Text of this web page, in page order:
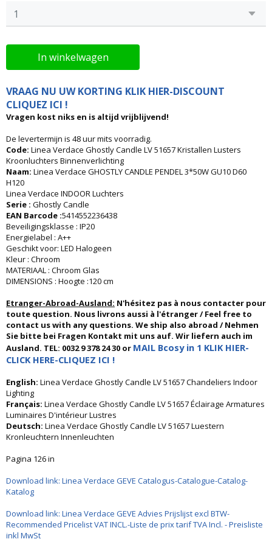
In winkelwagen
VRAAG NU UW KORTING KLIK HIER-DISCOUNT
CLIQUEZ ICI !
Vragen kost niks en is altijd vrijblijvend!
De levertermijn is 48 uur mits voorradig.
Code: Linea Verdace Ghostly Candle LV 51657 Kristallen Lusters
Kroonluchters Binnenverlichting
Naam: Linea Verdace GHOSTLY CANDLE PENDEL 3*50W GU10 D60
H120
Linea Verdace INDOOR Luchters
Serie : Ghostly Candle
EAN Barcode :5414552236438
Beveiligingsklasse : IP20
Energielabel : A++
Geschikt voor: LED Halogeen
Kleur : Chroom
MATERIAAL : Chroom Glas
DIMENSIONS : Hoogte :120 cm
Etranger-Abroad-Ausland: N'hésitez pas à nous contacter pour
toute question. Nous livrons aussi à l'étranger / Feel free to
contact us with any questions. We ship also abroad / Nehmen
Sie bitte bei Fragen Kontakt mit uns auf. Wir liefern auch im
Ausland. TEL: 0032 9 378 24 30 or MAIL Bcosy in 1 KLIK HIER-
CLICK HERE-CLIQUEZ ICI !
English: Linea Verdace Ghostly Candle LV 51657 Chandeliers Indoor
Lighting
Français: Linea Verdace Ghostly Candle LV 51657 Éclairage Armatures
Luminaires D'intérieur Lustres
Deutsch: Linea Verdace Ghostly Candle LV 51657 Luestern
Kronleuchtern Innenleuchten
Pagina 126 in
Download link: Linea Verdace GEVE Catalogus-Catalogue-Catalog-
Katalog
Download link: Linea Verdace GEVE Advies Prijslijst excl BTW-
Recommended Pricelist VAT INCL.-Liste de prix tarif TVA Incl. - Preisliste
inkl MwSt